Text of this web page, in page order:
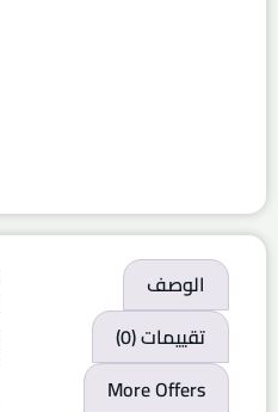
الوصف
تقييمات (0)
More Offers